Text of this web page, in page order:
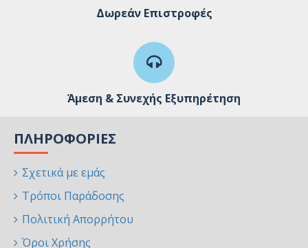
Δωρεάν Επιστροφές
Άμεση & Συνεχής Εξυπηρέτηση
ΠΛΗΡΟΦΟΡΊΕΣ
Σχετικά με εμάς
Τρόποι Παράδοσης
Πολιτική Απορρήτου
Όροι Χρήσης